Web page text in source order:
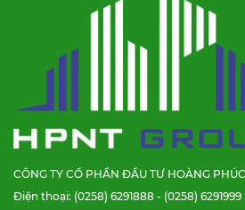
CÔNG TY CỔ PHẦN ĐẦU TƯ HOÀNG
Điện thoại: (0258) 6291888 - (0258) 6291999